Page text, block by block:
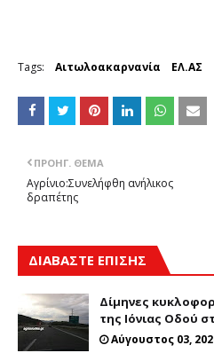
Tags: Αιτωλοακαρνανία ΕΛ.ΑΣ
ΠΡΟΗΓ. ΘΈΜΑ
Αγρίνιο:Συνελήφθη ανήλικος
δραπέτης
ΔΙΑΒΑΣΤΕ ΕΠΙΣΗΣ
Δίμηνες
της Ιόνιας Οδού
Αύγουστος 03,